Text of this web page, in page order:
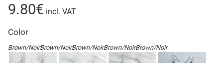
9.80€ incl. VAT
Color
Brown/NoirBrown/NoirBrown/NoirBrown/NoirBrown/Noir